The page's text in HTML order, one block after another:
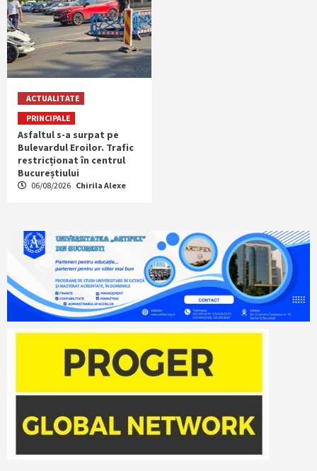
ACTUALITATE
PRINCIPALE
Asfaltul s-a surpat pe
Bulevardul Eroilor. Trafic
restricționat în centrul
Bucureștiului
06/08/2026 Chirila Alexe